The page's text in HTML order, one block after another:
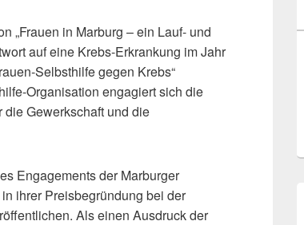
„Frauen in Marburg – ein Lauf- und
auf eine Krebs-Erkrankung im Jahr
Selbsthilfe gegen Krebs“
Organisation engagiert sich die
Gewerkschaft und die
Engagements der Marburger
ihrer Preisbegründung bei der
Als einen Ausdruck der